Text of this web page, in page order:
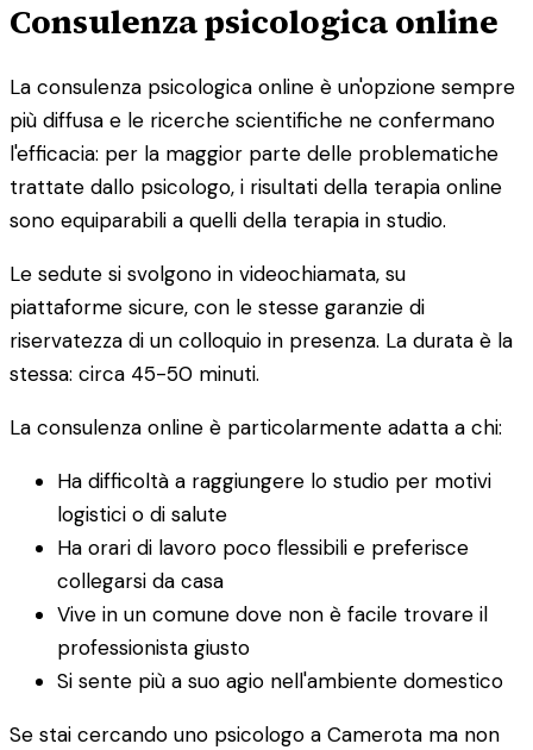
Consulenza psicologica online
La consulenza psicologica online è un'opzione sempre
più diffusa e le ricerche scientifiche ne confermano
l'efficacia: per la maggior parte delle problematiche
trattate dallo psicologo, i risultati della terapia online
sono equiparabili a quelli della terapia in studio.
Le sedute si svolgono in videochiamata, su
piattaforme sicure, con le stesse garanzie di
riservatezza di un colloquio in presenza. La durata è la
stessa: circa 45-50 minuti.
La consulenza online è particolarmente adatta a chi:
Ha difficoltà a raggiungere lo studio per motivi
logistici o di salute
Ha orari di lavoro poco flessibili e preferisce
collegarsi da casa
Vive in un comune dove non è facile trovare il
professionista giusto
Si sente più a suo agio nell'ambiente domestico
Se stai cercando uno psicologo a Camerota ma non